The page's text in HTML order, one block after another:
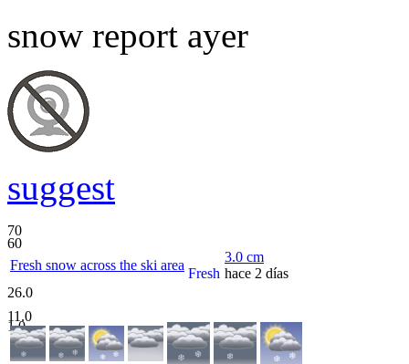
snow report ayer
suggest
70
60
Fresh snow across the ski area
Fresh
3.0 cm
hace 2 días
26.0
11.0
1.0